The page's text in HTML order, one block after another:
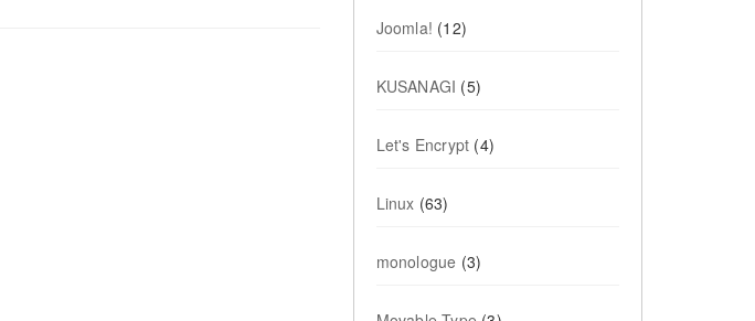
Joomla! (12)
KUSANAGI (5)
Let's Encrypt (4)
Linux (63)
monologue (3)